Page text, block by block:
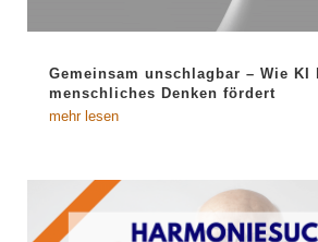
Gemeinsam unschlagbar – Wie KI
menschliches Denken fördert
mehr lesen